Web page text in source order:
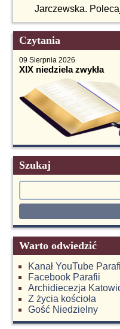
Jarczewska.
Czytania
09 Sierpnia 2026
XIX niedziela zwykła
Szukaj
Warto odwiedzić
Kanał YouTube
Facebook Parafii
Archidiecezja
Z życia kościoła
Gość Niedzielny